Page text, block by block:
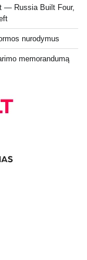
— Russia Built Four,
nurodymus
memorandumą